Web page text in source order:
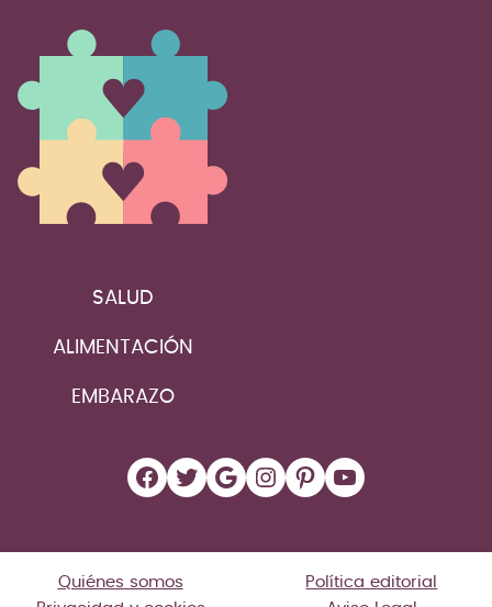
SALUD
ALIMENTACIÓN
EMBARAZO
Facebook
Twitter
Google
Instagram
Pinterest
YouTube
Quiénes somos
Política editorial